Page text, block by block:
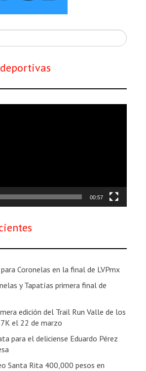
00:57
Coronelas en la final de LVPmx
y Tapatías primera final de
edición del Trail Run Valle de los
el 22 de marzo
para el deliciense Eduardo Pérez
Santa Rita 400,000 pesos en